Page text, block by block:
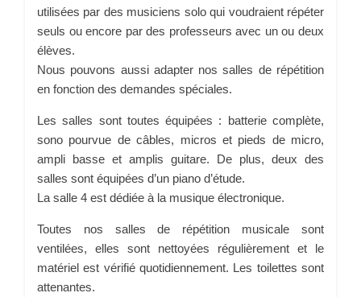
utilisées par des musiciens solo qui voudraient répéter
seuls ou encore par des professeurs avec un ou deux
élèves.
Nous pouvons aussi adapter nos salles de répétition
en fonction des demandes spéciales.
Les salles sont toutes équipées : batterie complète,
sono pourvue de câbles, micros et pieds de micro,
ampli basse et amplis guitare. De plus, deux des
salles sont équipées d’un piano d’étude.
La salle 4 est dédiée à la musique électronique.
Toutes nos salles de répétition musicale sont
ventilées, elles sont nettoyées régulièrement et le
matériel est vérifié quotidiennement. Les toilettes sont
attenantes.